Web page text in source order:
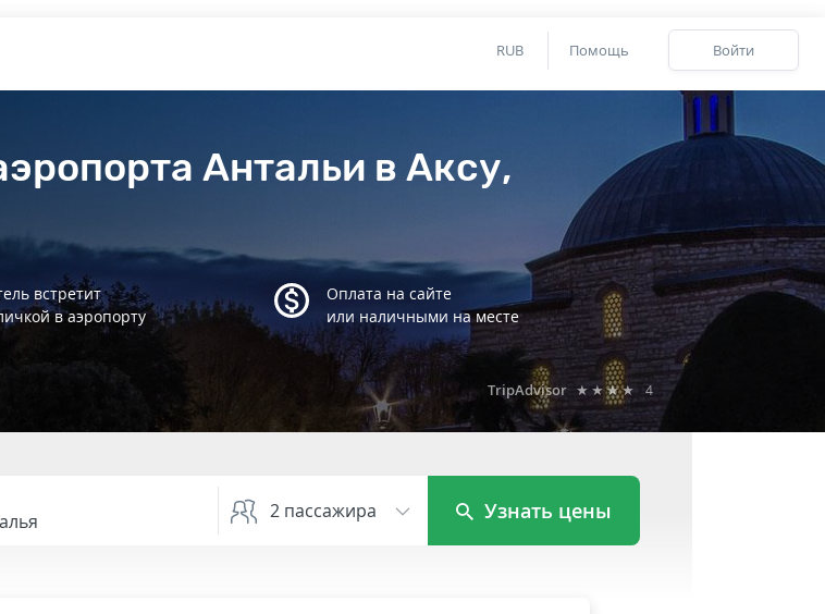
RUB Помощь Войти
Антальи в Аксу,
встретит
в аэропорту
Оплата на сайте
или наличными на месте
TripAdvisor ★★★★ 4
2 пассажира Узнать цены